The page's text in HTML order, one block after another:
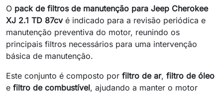
O pack de filtros de manutenção para Jeep Cherokee
XJ 2.1 TD 87cvé indicado para a revisão periódica e
manutenção preventiva do motor, reunindo os
principais filtros necessários para uma intervenção
básica de manutenção.
Este conjunto é composto por filtro de ar, filtro de óleo
e filtro de combustível, ajudando a manter o motor